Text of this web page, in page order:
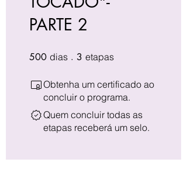
PARTE 2
500 dias 500 dias
3 etapas
Obtenha um certificado ao
concluir o programa.
Quem concluir todas as
etapas receberá um selo.